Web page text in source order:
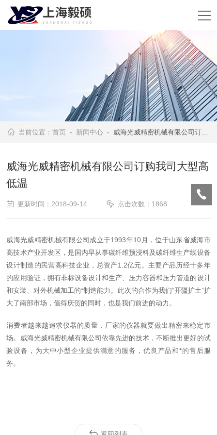
当前位置：首页 - 新闻中心 - 威海光威精密机械有限公司订购我司大型高低温
威海光威精密机械有限公司订购我司大型高
低温
更新时间：2018-09-14 点击次数：1868
威海光威精密机械有限公司成立于1993年10月，位于山东省威海市
高技术产业开发区，是国内早从事碳纤维预浸料及碳纤维生产线设备
设计制造的民营高科技企业，总资产1.2亿元。主要产品历经十多年
的应用验证，拥有非标设备设计和生产、压力容器和压力管道的设计
和安装、对外机械加工的*制造能力。 此次的合作为我们“开疆扩土”扩
大了南部市场，值得庆贺的同时，也是我们前进的动力。
消费者越来越追求仪器的质量，厂家的仪器就要做出精密来稳定市
场。
威海光威精密机械有限公司依靠先进的技术，不断推出更好的试
验设备，为大中小型企业提供满意的服务，优良产品和*的售后服
务。